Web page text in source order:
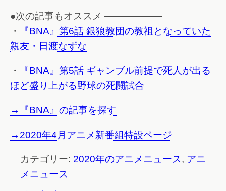
●次の記事もオススメ ——————
・
『BNA』第6話 銀狼教団の教祖となっていた
親友・日渡なずな
・
『BNA』第5話 ギャンブル前提で死人が出る
ほど盛り上がる野球の死闘試合
→『BNA』の記事を探す
→2020年4月アニメ新番組特設ページ
カテゴリー: 2020年のアニメニュース, アニ
メニュース